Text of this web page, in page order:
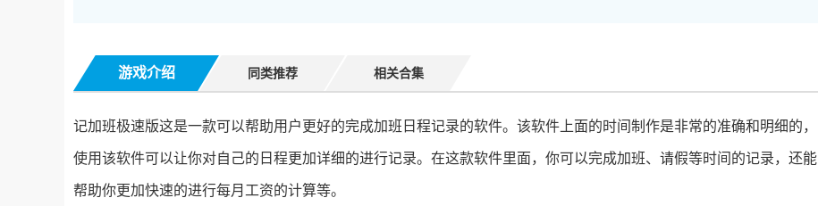
游戏介绍 同类推荐 相关合集
记加班极速版这是一款可以帮助用户更好的完成加班日程记录的软件。该软件上面的时间制作是非常的准确和明细的，
使用该软件可以让你对自己的日程更加详细的进行记录。在这款软件里面，你可以完成加班、请假等时间的记录，还能
帮助你更加快速的进行每月工资的计算等。